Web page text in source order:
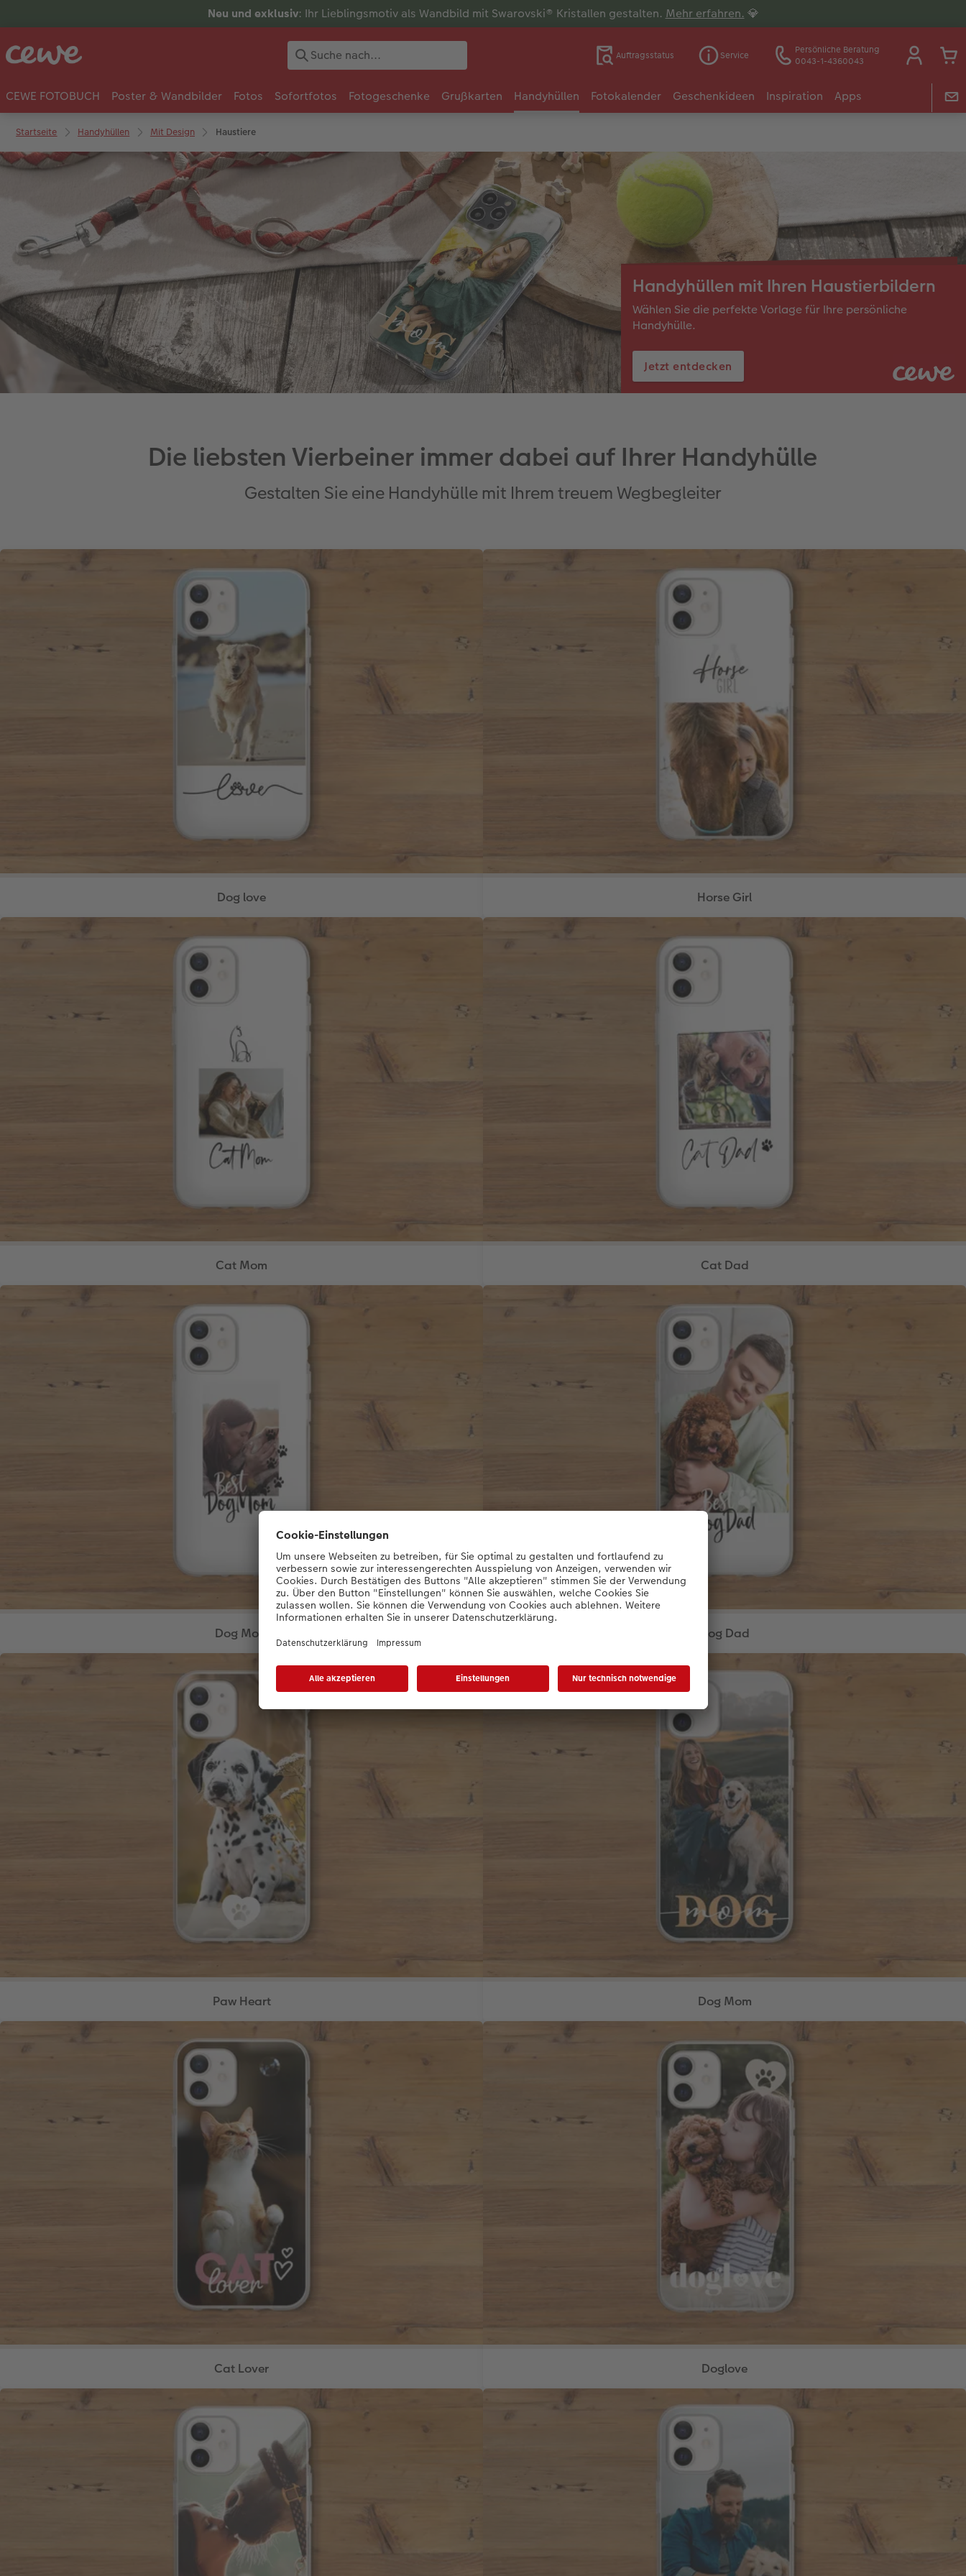
Neu und exklusiv: Ihr Lieblingsmotiv als Wandbild mit Swarovski® Kristallen gestalten. Mehr erfahren. 💎
Auftragsstatus Service
Persönliche Beratung
0043-1-4360043
CEWE FOTOBUCH Poster & Wandbilder Fotos Sofortfotos Fotogeschenke Grußkarten Handyhüllen Fotokalender Geschenkideen Inspiration Apps
Startseite Handyhüllen Mit Design Haustiere
Handyhüllen mit Ihren Haustierbildern
Wählen Sie die perfekte Vorlage für Ihre persönliche
Handyhülle.
Jetzt entdecken
Die liebsten Vierbeiner immer dabei auf Ihrer Handyhülle
Gestalten Sie eine Handyhülle mit Ihrem treuem Wegbegleiter
Dog love Horse Girl
Cat Mom Cat Dad
Dog Mom Dog Dad
Paw Heart Dog Mom
Cat Lover Doglove